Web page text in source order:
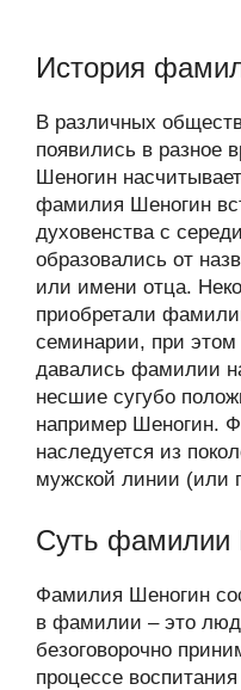
История
В различных
появились в разное
Шеногин
фамилия Шеногин
духовенства с
образовались от
или имени отца.
приобретали
семинарии, при
давались фамилии
несшие сугубо
например Шеногин.
наследуется из
мужской линии (или
Суть фамилии
Фамилия Шеногин
в фамилии – это
безоговорочно
процессе